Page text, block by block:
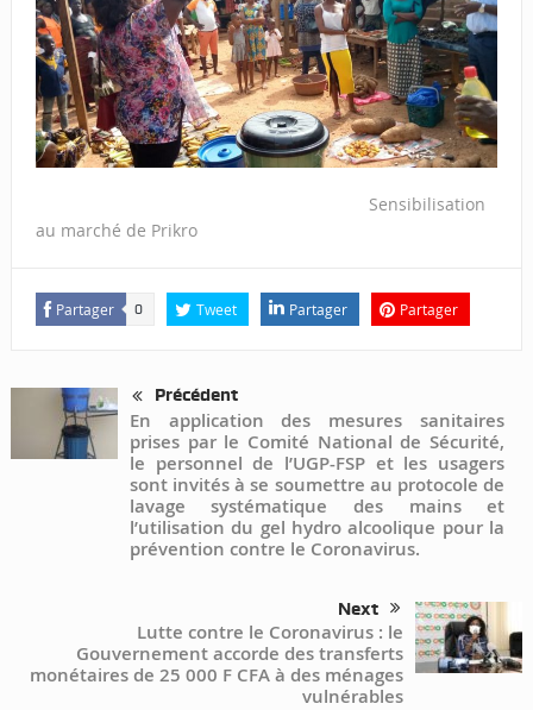
Sensibilisation
au marché de Prikro
Partager 0 Tweet Partager Partager
Précédent
En application des mesures sanitaires
prises par le Comité National de Sécurité,
le personnel de l’UGP-FSP et les usagers
sont invités à se soumettre au protocole de
lavage systématique des mains et
l’utilisation du gel hydro alcoolique pour la
prévention contre le Coronavirus.
Next
Lutte contre le Coronavirus : le
Gouvernement accorde des transferts
monétaires de 25 000 F CFA à des ménages
vulnérables